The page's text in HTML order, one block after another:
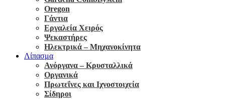
Oregon
Γάντια
Εργαλεία Χειρός
Ψεκαστήρες
Ηλεκτρικά – Μηχανοκίνητα
Λίπασμα
Ανόργανα – Κρυσταλλικά
Οργανικά
Πρωτεΐνες και Ιχνοστοιχεία
Σίδηροι